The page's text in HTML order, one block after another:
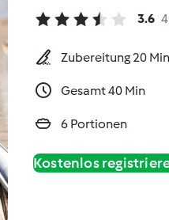
3.6
Zubereitung 20 Min
Gesamt 40 Min
6 Portionen
Kostenlos